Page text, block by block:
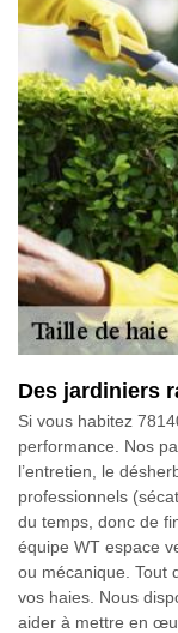
Des jardiniers
Si vous habitez
performance. Nos
l’entretien, le
professionnels
du temps, donc de
équipe WT espace
ou mécanique. Tout
vos haies. Nous
aider à mettre en